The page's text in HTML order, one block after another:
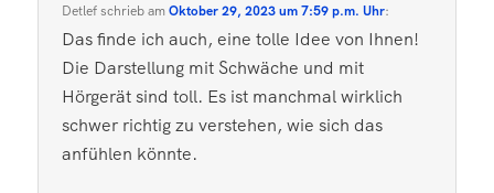
DetlefschriebamOktober 29, 2023 um 7:59 p.m. Uhr:
Das finde ich auch, eine tolle Idee von Ihnen!
Die Darstellung mit Schwäche und mit
Hörgerät sind toll. Es ist manchmal wirklich
schwer richtig zu verstehen, wie sich das
anfühlen könnte.